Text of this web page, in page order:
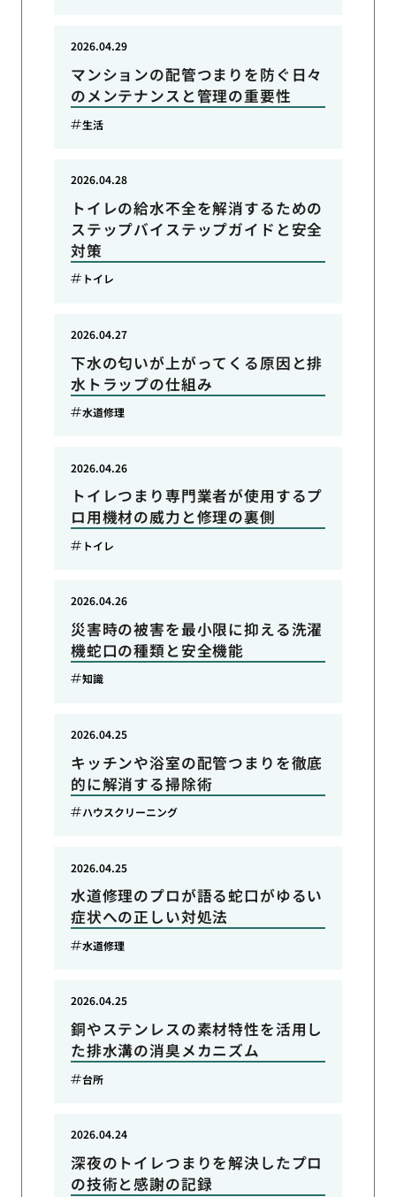
マンションの配管つまりを防ぐ日々
のメンテナンスと管理の重要性
2026.04.29
生活
トイレの給水不全を解消するための
ステップバイステップガイドと安全
対策
2026.04.28
トイレ
下水の匂いが上がってくる原因と排
水トラップの仕組み
2026.04.27
水道修理
トイレつまり専門業者が使用するプ
ロ用機材の威力と修理の裏側
2026.04.26
トイレ
災害時の被害を最小限に抑える洗濯
機蛇口の種類と安全機能
2026.04.26
知識
キッチンや浴室の配管つまりを徹底
的に解消する掃除術
2026.04.25
ハウスクリーニング
水道修理のプロが語る蛇口がゆるい
症状への正しい対処法
2026.04.25
水道修理
銅やステンレスの素材特性を活用し
た排水溝の消臭メカニズム
2026.04.25
台所
深夜のトイレつまりを解決したプロ
の技術と感謝の記録
2026.04.24